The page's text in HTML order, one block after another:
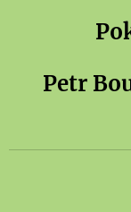
Petr